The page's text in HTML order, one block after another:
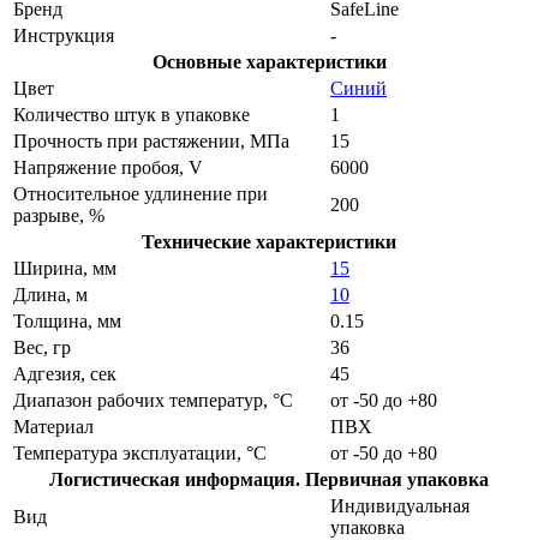
Бренд
SafeLine
Инструкция
-
Основные характеристики
Цвет
Синий
Количество штук в упаковке
1
Прочность при растяжении, МПа
15
Напряжение пробоя, V
6000
Относительное удлинение при
разрыве, %
200
Технические характеристики
Ширина, мм
15
Длина, м
10
Толщина, мм
0.15
Вес, гр
36
Адгезия, сек
45
Диапазон рабочих температур, °С
от -50 до +80
Материал
ПВХ
Температура эксплуатации, °С
от -50 до +80
Логистическая информация. Первичная упаковка
Вид
Индивидуальная
упаковка